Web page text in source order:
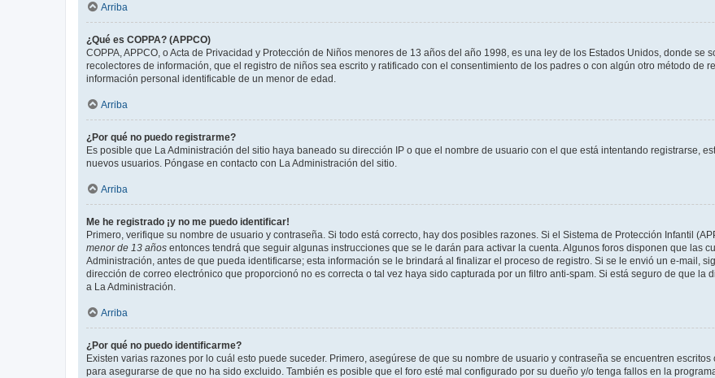
Arriba
¿Qué es COPPA? (APPCO)
COPPA, APPCO, o Acta de Privacidad y Protección de Niños menores de 13 años del año 1998, es una ley de los Estados Unidos, donde se
recolectores de información, que el registro de niños sea escrito y ratificado con el consentimiento de los padres o con algún otro método de
información personal identificable de un menor de edad.
Arriba
¿Por qué no puedo registrarme?
Es posible que La Administración del sitio haya baneado su dirección IP o que el nombre de usuario con el que está intentando registrarse,
nuevos usuarios. Póngase en contacto con La Administración del sitio.
Arriba
Me he registrado ¡y no me puedo identificar!
Primero, verifique su nombre de usuario y contraseña. Si todo está correcto, hay dos posibles razones. Si el Sistema de Protección Infantil
menor de 13 años entonces tendrá que seguir algunas instrucciones que se le darán para activar la cuenta. Algunos foros disponen que las
Administración, antes de que pueda identificarse; esta información se le brindará al finalizar el proceso de registro. Si se le envió un e-mail,
dirección de correo electrónico que proporcionó no es correcta o tal vez haya sido capturada por un filtro anti-spam. Si está seguro de que
a La Administración.
Arriba
¿Por qué no puedo identificarme?
Existen varias razones por lo cuál esto puede suceder. Primero, asegúrese de que su nombre de usuario y contraseña se encuentren
para asegurarse de que no ha sido excluido. También es posible que el foro esté mal configurado por su dueño y/o tenga fallos en la